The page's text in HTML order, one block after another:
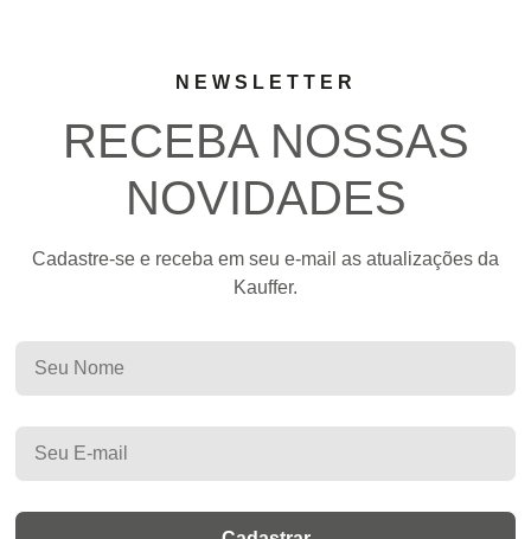
NEWSLETTER
RECEBA NOSSAS
NOVIDADES
Cadastre-se e receba em seu e-mail as atualizações da
Kauffer.